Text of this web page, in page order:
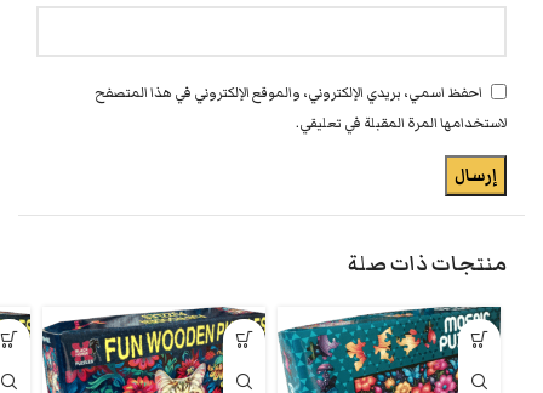
احفظ اسمي، بريدي الإلكتروني، والموقع الإلكتروني في هذا المتصفح
لاستخدامها المرة المقبلة في تعليقي.
منتجات ذات صلة